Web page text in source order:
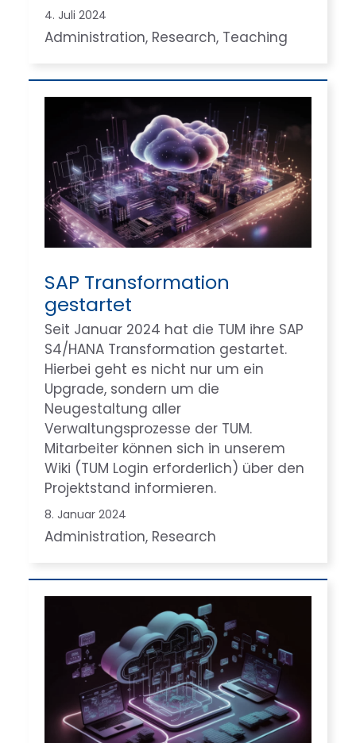
4. Juli 2024
Administration, Research, Teaching
SAP Transformation
gestartet
Seit Januar 2024 hat die TUM ihre SAP
S4/HANA Transformation gestartet.
Hierbei geht es nicht nur um ein
Upgrade, sondern um die
Neugestaltung aller
Verwaltungsprozesse der TUM.
Mitarbeiter können sich in unserem
Wiki (TUM Login erforderlich) über den
Projektstand informieren.
8. Januar 2024
Administration, Research